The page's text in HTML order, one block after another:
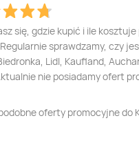
się, gdzie kupić i ile
sprawdzamy, czy
Lidl, Kaufland,
nie posiadamy ofert
oferty promocyjne do